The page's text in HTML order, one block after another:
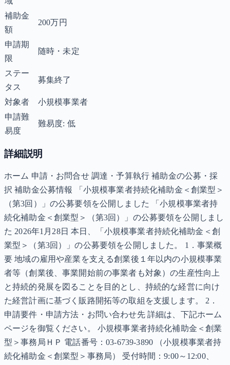
補助金
額
200万円
申請期
限
随時・未定
ステー
タス
募集終了
対象者
小規模事業者
申請難
易度
難易度: 低
詳細説明
ホーム 申請・お問合せ 調達・予算執行 補助金の公募・採
択 補助金公募情報 「小規模事業者持続化補助金＜創業型＞
（第3回）」の公募要領を公開しました 「小規模事業者持
続化補助金＜創業型＞（第3回）」の公募要領を公開しまし
た 2026年1月28日 本日、「小規模事業者持続化補助金＜創
業型＞（第3回）」の公募要領を公開しました。 1．事業概
要 地域の雇用や産業を支える創業後１年以内の小規模事業
者等（創業後、事業開始前の事業者も対象）の生産性向上
と持続的発展を図ることを目的とし、持続的な経営に向け
た経営計画に基づく販路開拓等の取組を支援します。 2．
申請要件・申請方法・お問い合わせ先 詳細は、下記ホーム
ページを御覧ください。 小規模事業者持続化補助金＜創業
型＞事務局ＨＰ 電話番号：03-6739-3890 （小規模事業者持
続化補助金＜創業型＞事務局） 受付時間：9:00～12:00、